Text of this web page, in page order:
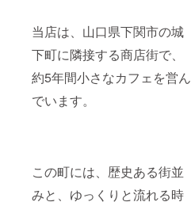
当店は、山口県下関市の城
下町に隣接する商店街で、
約5年間小さなカフェを営ん
でいます。
この町には、歴史ある街並
みと、ゆっくりと流れる時